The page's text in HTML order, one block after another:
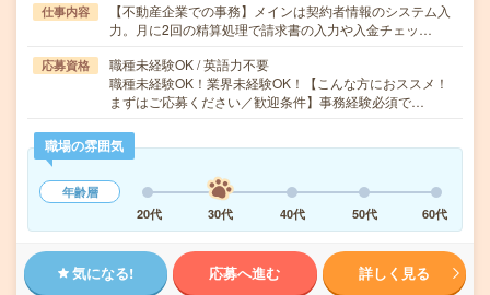
仕事内容
【不動産企業での事務】メインは契約者情報のシステム入
力。月に2回の精算処理で請求書の入力や入金チェッ…
応募資格
職種未経験OK / 英語力不要
職種未経験OK！業界未経験OK！【こんな方におススメ！
まずはご応募ください／歓迎条件】事務経験必須で…
職場の雰囲気
年齢層
20代
30代 40代 50代 60代
気になる! 応募へ進む 詳しく見る